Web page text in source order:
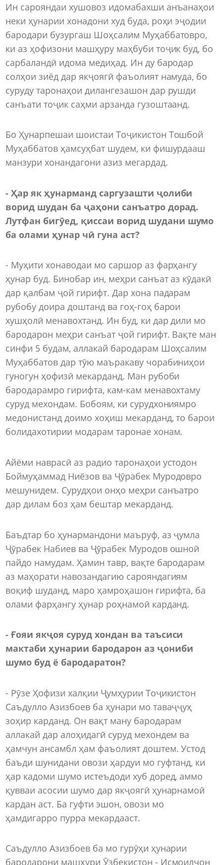
Ин сарояндаи хушовоз идомабахши анъанаҳои
неки ҳунарии хонадони худ буда, роҳи эҷодии
бародари бузургаш Шоҳсалим Муҳаббатовро,
ки аз ҳофизони машҳуру маҳбуби тоҷик буд, бо
сарбаландӣ идома медиҳад. Ин ду бародар
солҳои зиёд дар якҷоягӣ фаъолият намуда, бо
суруду таронаҳои дилангезашон дар рушди
санъати тоҷик саҳми арзанда гузоштаанд.
Бо Ҳунарпешаи шоистаи Тоҷикистон Тошбой
Муҳаббатов ҳамсуҳбат шудем, ки фишурдааш
манзури хонандагони азиз мегардад.
- Ҳар як ҳунарманд саргузашти ҷолиби
ворид шудан ба ҷаҳони санъатро дорад.
Лутфан бигӯед, қиссаи ворид шудани шумо
ба олами ҳунар чӣ гуна аст?
- Муҳити хонаводаи мо саршор аз фарҳангу
ҳунар буд. Бинобар ин, меҳри санъат аз кӯдакӣ
дар қалбам ҷой гирифт. Дар хона падарам
рубобу доира доштанд ва гоҳ-гоҳ барои
хушҳолӣ менавохтанд. Ин буд, ки дар дили мо
бародарон меҳри санъат ҷой гирифт. Вақте ман
синфи 5 будам, аллакай бародарам Шоҳсалим
Муҳаббатов дар тӯю маъракаву чорабиниҳои
гуногун ҳофизӣ мекарданд. Ман рубоби
бародарамро гирифта, кам-кам менавохтаму
суруд мехондам. Бобоям, ки сурудхониямро
медонистанд доимо хоҳиш мекарданд, то барои
болидахотирии модарам таронае хонам.
Айёми наврасӣ аз радио таронаҳои устодон
Боймуҳаммад Ниёзов ва Ҷӯрабек Муродовро
мешунидем. Сурудҳои онҳо меҳри санъатро
дар дилам боз ҳам бештар мекарданд.
Баъдтар бо ҳунармандони маъруф, аз ҷумла
Ҷӯрабек Набиев ва Ҷӯрабек Муродов ошноӣ
пайдо намудам. Ҳамин тавр, вақте бародарам
аз маҳорати навозандагию сарояндагиям
воқиф шуданд, маро ҳамроҳашон гирифта, ба
олами фарҳангу ҳунар роҳнамоӣ карданд.
- Ғояи якҷоя суруд хондан ва таъсиси
мактаби ҳунарии бародарон аз ҷониби
шумо буд ё бародаратон?
- Рӯзе Ҳофизи халқии Ҷумҳурии Тоҷикистон
Саъдулло Азизбоев ба ҳунари мо таваҷҷуҳ
зоҳир карданд. Он вақт ману бародарам
аллакай дар алоҳидагӣ суруд мехондем ва
ҳамчун ансамбл ҳам фаъолият доштем. Устод
баъди шунидани овози ҳардуи мо гуфтанд, ки
ҳар кадоми шумо истеъдоди хуб доред, аммо
қувваи асосии шумо дар якҷоягӣ ҳунарнамоӣ
кардан аст. Ба гуфти эшон, овози мо
ҳамдигарро пурра мекардааст.
Саъдулло Азизбоев ба мо гурӯҳи ҳунарии
бародарони машҳури Ӯзбекистон - Исмоилҷон